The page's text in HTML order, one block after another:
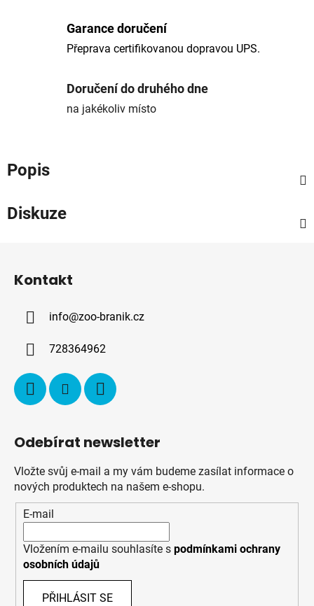
Garance doručení
Přeprava certifikovanou dopravou UPS.
Doručení do druhého dne
na jakékoliv místo
Popis
Diskuze
Kontakt
info@zoo-branik.cz
728364962
Odebírat newsletter
Vložte svůj e-mail a my vám budeme zasílat informace o
nových produktech na našem e-shopu.
E-mail
Vložením e-mailu souhlasíte s podmínkami ochrany
osobních údajů
PŘIHLÁSIT SE